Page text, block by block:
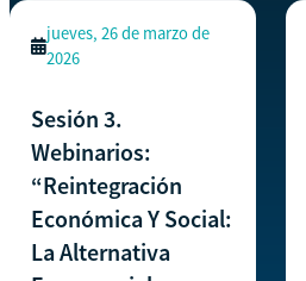
jueves, 26 de marzo de
2026
Sesión 3.
Webinarios:
“Reintegración
Económica Y Social:
La Alternativa